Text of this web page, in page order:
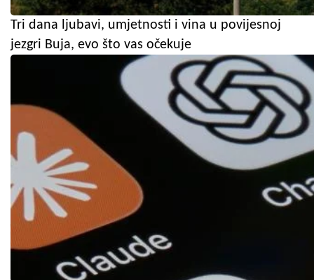
Tri dana ljubavi, umjetnosti i vina u povijesnoj
jezgri Buja, evo što vas očekuje